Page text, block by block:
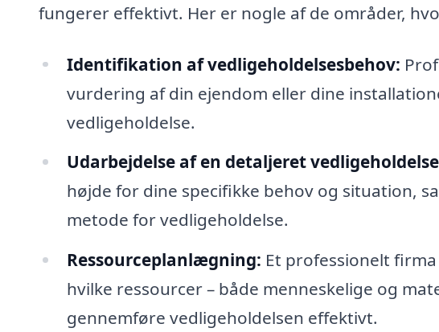
fungerer effektivt. Her er nogle af de områder,
Identifikation af vedligeholdelsesbehov:
vurdering af din ejendom eller dine
vedligeholdelse.
Udarbejdelse af en detaljeret
højde for dine specifikke behov og situation,
metode for vedligeholdelse.
Ressourceplanlægning: Et professionelt
hvilke ressourcer – både menneskelige og
gennemføre vedligeholdelsen effektivt.